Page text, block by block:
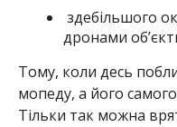
здебільшого
дронами
Тому, коли десь
мопеду, а його
Тільки так можна